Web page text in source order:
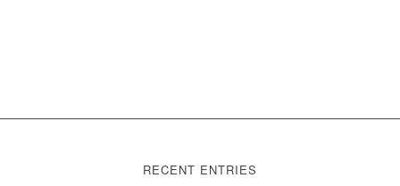
RECENT ENTRIES